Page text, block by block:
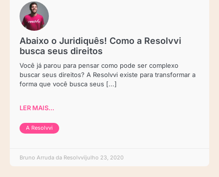
Abaixo o Juridiquês! Como a Resolvvi
busca seus direitos
Você já parou para pensar como pode ser complexo
buscar seus direitos? A Resolvvi existe para transformar a
forma que você busca seus [...]
LER MAIS...
A Resolvvi
Bruno Arruda da Resolvvi julho 23, 2020